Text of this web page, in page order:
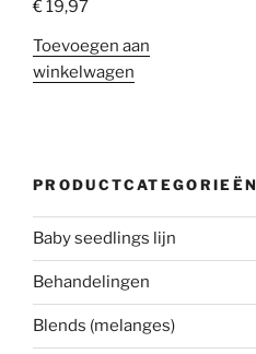
€19,97
Toevoegen aan
winkelwagen
PRODUCTCATEGORIEËN
Baby seedlings lijn
Behandelingen
Blends (melanges)